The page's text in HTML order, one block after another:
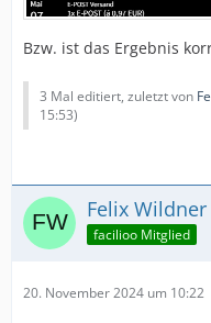
Bzw. ist das Ergebnis
3 Mal editiert, zuletzt von
15:53)
Felix Wildner
facilioo Mitglied
20. November 2024 um 10:22